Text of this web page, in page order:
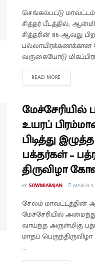
செங்கல்பட்டு
சித்தர் பீடத்தில்,
சித்தரின் 86-ஆவது
வருகையோடு
READ MORE
மேச்சேரியில்
உயரப்
பிடித்து
பக்தர்கள் –
திருவிழா
BY SOWMIARAJAN MARCH
சேலம் மாவட்டத்தின்
மேச்சேரியில்
வாய்ந்த அருள்மிகு
மாதப்
...